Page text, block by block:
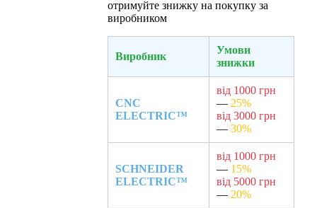
отримуйте знижку на покупку за
виробником
Виробник
Умови
знижки
CNC
ELECTRIC™
від 1000 грн
— 25%
від 3000 грн
— 30%
SCHNEIDER
ELECTRIC™
від 1000 грн
— 15%
від 5000 грн
— 20%